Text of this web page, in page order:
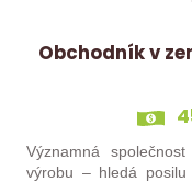
Obchodník v
Významná
výrobu – hledá posilu do týmu. Nečeká